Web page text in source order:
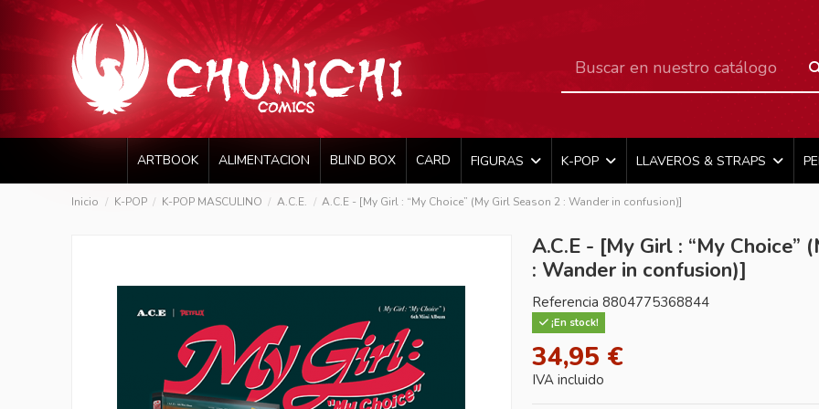
ARTBOOK ALIMENTACION BLIND BOX CARD FIGURAS K-POP LLAVEROS & STRAPS
Inicio K-POP K-POP MASCULINO A.C.E. A.C.E - [My Girl : “My Choice” (My Girl Season 2 : Wander in confusion)]
A.C.E - [My Girl : “My Choice”
: Wander in confusion)]
Referencia 8804775368844
¡En stock!
34,95 €
IVA incluido